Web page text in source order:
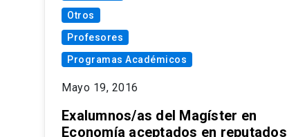
Otros
Profesores
Programas Académicos
Mayo 19, 2016
Exalumnos/as del Magíster en
Economía aceptados en reputados